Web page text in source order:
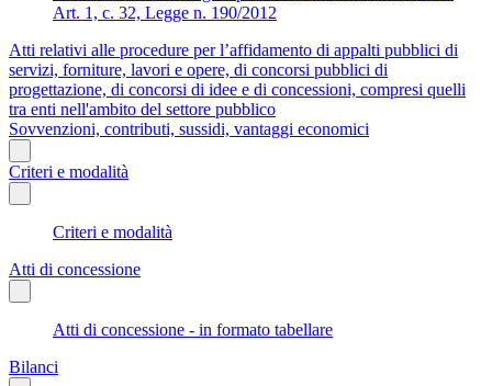
Art. 1, c. 32, Legge n. 190/2012
Atti relativi alle procedure per l’affidamento di appalti pubblici di
servizi, forniture, lavori e opere, di concorsi pubblici di
progettazione, di concorsi di idee e di concessioni, compresi quelli
tra enti nell'ambito del settore pubblico
Sovvenzioni, contributi, sussidi, vantaggi economici
Criteri e modalità
Criteri e modalità
Atti di concessione
Atti di concessione - in formato tabellare
Bilanci